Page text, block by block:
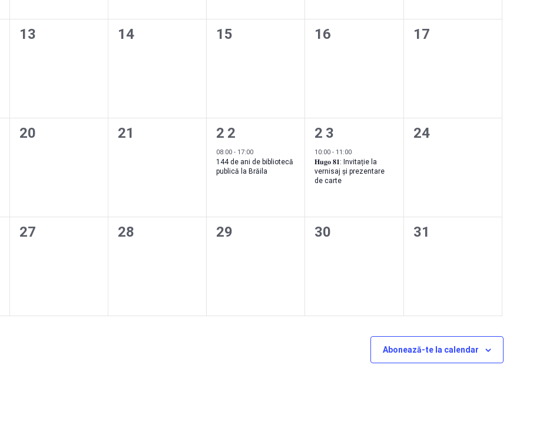
0
13
0
14
0
15
0
16
0
17
0
20
0
21
1
eveniment,
22
08:00- 17:00
144 de ani de bibliotecă
publică la Brăila
1
eveniment,
23
10:00- 11:00
𝐇𝐮𝐠𝐨 𝟖𝟏: Invitație la
vernisaj și prezentare
de carte
0
24
0
27
0
28
0
29
0
30
0
31
Abonează-te la calendar